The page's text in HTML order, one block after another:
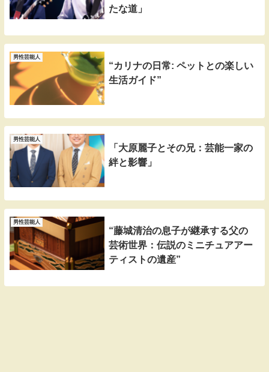
たな道」
男性芸能人
“カリナの日常: ペットとの楽しい
生活ガイド”
男性芸能人
「大原麗子とその兄：芸能一家の
絆と影響」
男性芸能人
“藤城清治の息子が継承する父の
芸術世界：伝説のミニチュアアー
ティストの遺産”